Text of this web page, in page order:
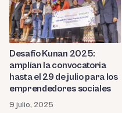
Desafío Kunan 2025:
amplían la convocatoria
hasta el 29 de julio para los
emprendedores sociales
9 julio, 2025